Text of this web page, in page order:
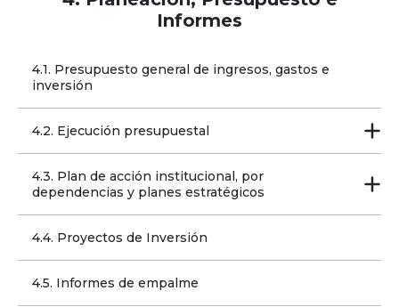
Informes
4.1. Presupuesto general de ingresos, gastos e
inversión
4.2. Ejecución presupuestal
4.3. Plan de acción institucional, por
dependencias y planes estratégicos
4.4. Proyectos de Inversión
4.5. Informes de empalme